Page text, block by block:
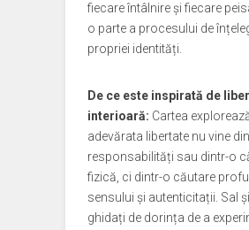
fiecare întâlnire și fiecare
o parte a procesului de
propriei identități.
De ce este inspirată de
interioară: Cartea
adevărata libertate nu vine
responsabilități sau dintr-o
fizică, ci dintr-o căutare
sensului și autenticitații. Sal
ghidați de dorința de a